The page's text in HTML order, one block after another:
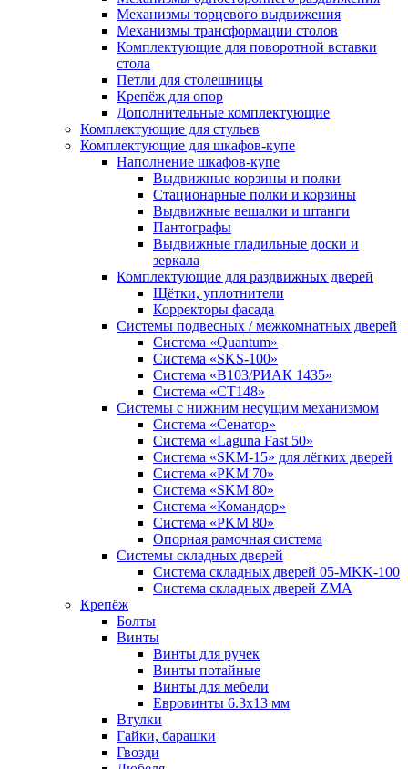
Механизмы торцевого выдвижения
Механизмы трансформации столов
Комплектующие для поворотной вставки
стола
Петли для столешницы
Крепёж для опор
Дополнительные комплектующие
Комплектующие для стульев
Комплектующие для шкафов-купе
Наполнение шкафов-купе
Выдвижные корзины и полки
Стационарные полки и корзины
Выдвижные вешалки и штанги
Пантографы
Выдвижные гладильные доски и
зеркала
Комплектующие для раздвижных дверей
Щётки, уплотнители
Корректоры фасада
Системы подвесных / межкомнатных дверей
Система «Quantum»
Система «SKS-100»
Система «B103/РИАК 1435»
Система «СТ148»
Системы с нижним несущим механизмом
Система «Сенатор»
Система «Laguna Fast 50»
Система «SKM-15» для лёгких дверей
Система «PKM 70»
Система «SKM 80»
Система «Командор»
Система «PKM 80»
Опорная рамочная система
Системы складных дверей
Система складных дверей 05-MKK-100
Система складных дверей ZMA
Крепёж
Болты
Винты
Винты для ручек
Винты потайные
Винты для мебели
Евровинты 6.3х13 мм
Втулки
Гайки, барашки
Гвозди